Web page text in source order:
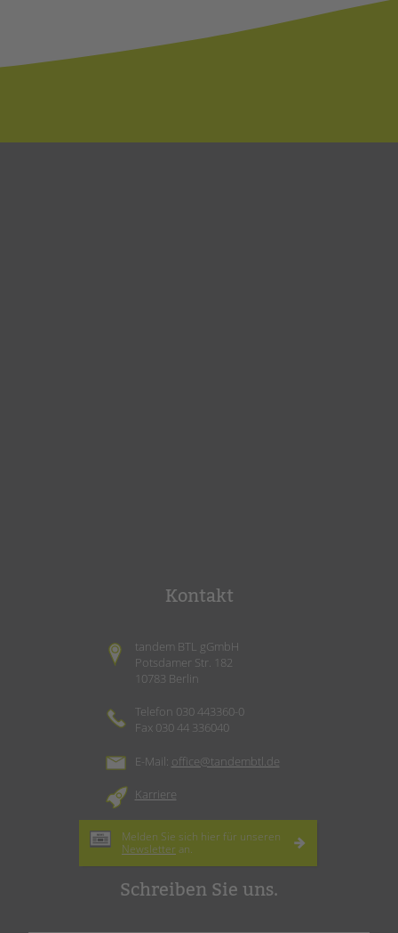
Kontakt
tandem BTL gGmbH
Potsdamer Str. 182
10783 Berlin
Telefon 030 443360-0
Fax 030 44 336040
E-Mail: office@tandembtl.de
Karriere
Melden Sie sich hier für unseren
Newsletter an.
Schreiben Sie uns.